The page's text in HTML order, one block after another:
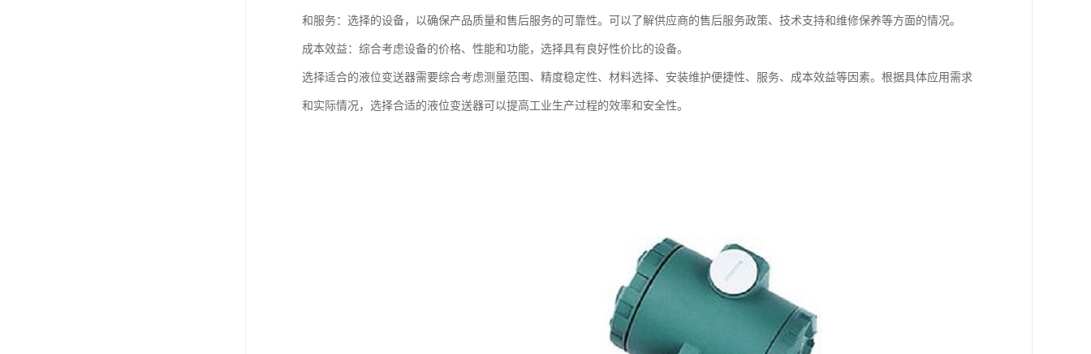
和服务：选择的设备，以确保产品质量和售后服务的可靠性。可以了解供应商的售后服务政策、技术支持和维修保养等方面的情况。
成本效益：综合考虑设备的价格、性能和功能，选择具有良好性价比的设备。
选择适合的液位变送器需要综合考虑测量范围、精度稳定性、材料选择、安装维护便捷性、服务、成本效益等因素。根据具体应用需求
和实际情况，选择合适的液位变送器可以提高工业生产过程的效率和安全性。